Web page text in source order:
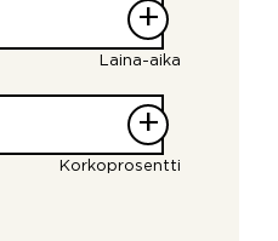
+
Laina-aika
+
Korkoprosentti